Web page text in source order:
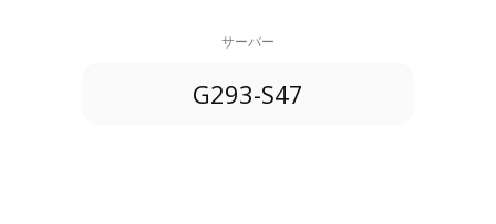
サーバー
G293-S47